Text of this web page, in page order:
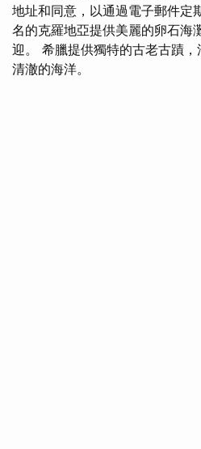
地址和同意，以通過電子郵件定
名的克羅地亞提供美麗的卵石海
迎。 希臘提供獨特的古老古蹟
清澈的海洋。